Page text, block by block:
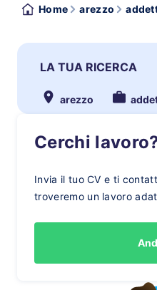
Home arezzo
LA TUA RICERCA
arezzo
Cerchi
Invia il tuo CV e ti
troveremo un lavoro